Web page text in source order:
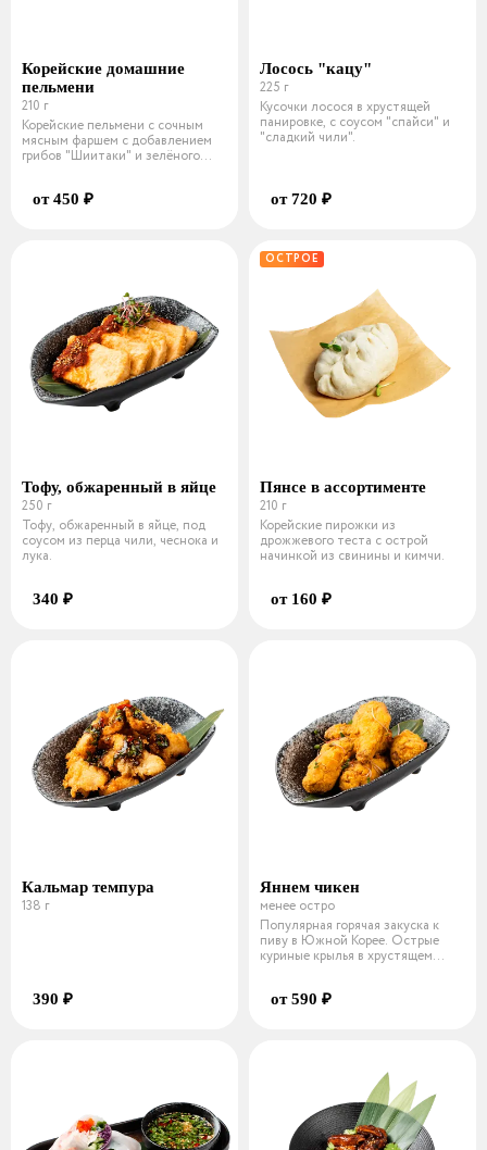
Корейские домашние
пельмени
210 г
Корейские пельмени с сочным
мясным фаршем с добавлением
грибов "Шиитаки" и зелёного
от 450 ₽
Лосось "кацу"
225 г
Кусочки лосося в хрустящей
панировке, с соусом "спайси" и
"сладкий чили".
от 720 ₽
Тофу, обжаренный в яйце
250 г
Тофу, обжаренный в яйце, под
соусом из перца чили, чеснока и
лука.
340 ₽
ОСТРОЕ
Пянсе в ассортименте
210 г
Корейские пирожки из
дрожжевого теста с острой
начинкой из свинины и кимчи.
от 160 ₽
Кальмар темпура
138 г
390 ₽
Яннем чикен
менее остро
Популярная горячая закуска к
пиву в Южной Корее. Острые
куриные крылья в хрустящем
от 590 ₽